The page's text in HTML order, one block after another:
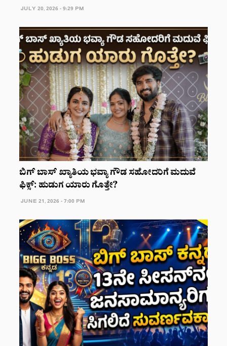
JULY 20, 2026 - 9:29 PM
ಬಿಗ್ ಬಾಸ್ ಖ್ಯಾತಿಯ ಭವ್ಯಾ ಗೌಡ ಸಹೋದರಿಗೆ ಮದುವೆ
ಫಿಕ್ಸ್: ಹುಡುಗ ಯಾರು ಗೊತ್ತೇ?
JUNE 21, 2026 - 7:00 PM